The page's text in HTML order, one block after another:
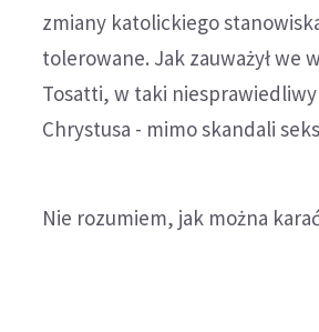
zmiany katolickiego
tolerowane. Jak zauważył we
Tosatti, w taki
Chrystusa - mimo skandali
Nie rozumiem, jak można